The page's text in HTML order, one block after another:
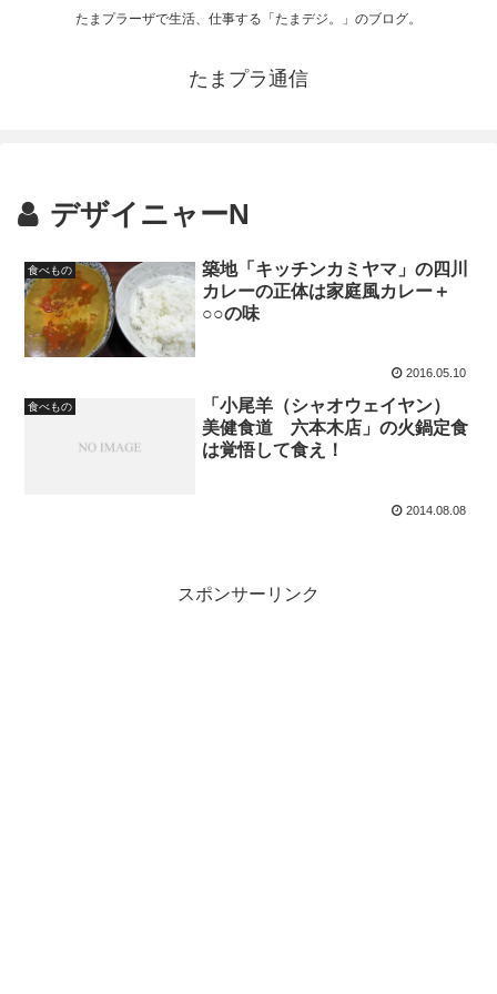
たまプラーザで生活、仕事する「たまデジ。」のブログ。
たまプラ通信
デザイニャーN
食べもの
築地「キッチンカミヤマ」の四川
カレーの正体は家庭風カレー＋
○○の味
2016.05.10
食べもの
「小尾羊（シャオウェイヤン）
美健食道 六本木店」の火鍋定食
は覚悟して食え！
2014.08.08
スポンサーリンク